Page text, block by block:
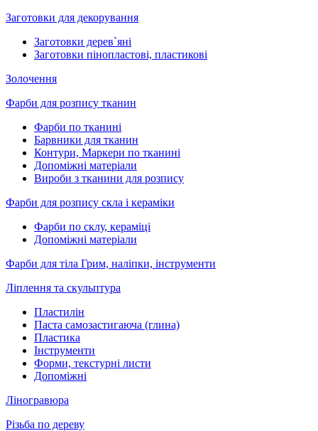
Заготовки для декорування
Заготовки дерев`яні
Заготовки пінопластові, пластикові
Золочення
Фарби для розпису тканин
Фарби по тканині
Барвники для тканин
Контури, Маркери по тканині
Допоміжні матеріали
Вироби з тканини для розпису
Фарби для розпису скла і кераміки
Фарби по склу, кераміці
Допоміжні матеріали
Фарби для тіла Грим, наліпки, інструменти
Ліплення та скульптура
Пластилін
Паста самозастигаюча (глина)
Пластика
Інструменти
Форми, текстурні листи
Допоміжні
Ліногравюра
Різьба по дереву